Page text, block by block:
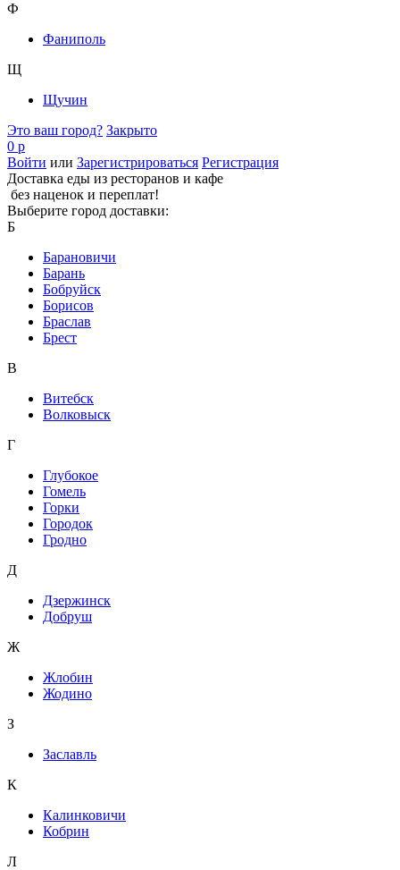
Ф
Фаниполь
Щ
Щучин
Это ваш город? Закрыто
0 р
Войти или Зарегистрироваться Регистрация
Доставка еды из ресторанов и кафе
без наценок и переплат!
Выберите город доставки:
Б
Барановичи
Барань
Бобруйск
Борисов
Браслав
Брест
В
Витебск
Волковыск
Г
Глубокое
Гомель
Горки
Городок
Гродно
Д
Дзержинск
Добруш
Ж
Жлобин
Жодино
З
Заславль
К
Калинковичи
Кобрин
Л